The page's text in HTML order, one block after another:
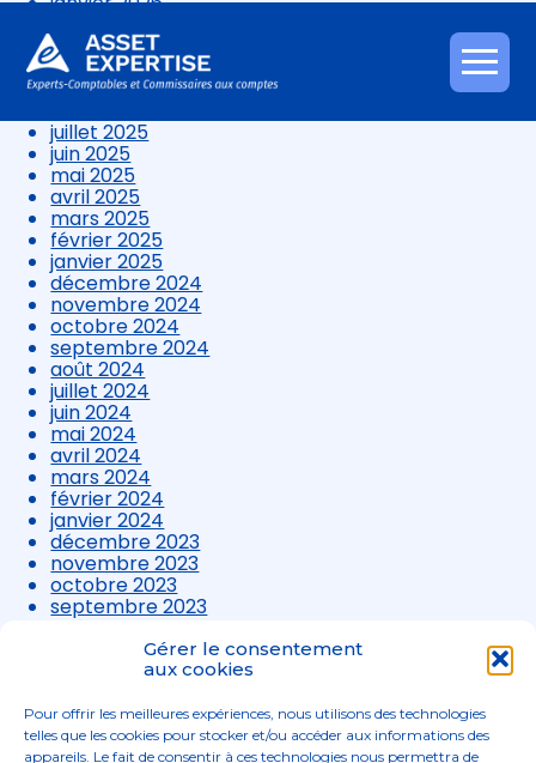
Gérer le consentement
aux cookies
Pour offrir les meilleures expériences, nous utilisons des technologies
telles que les cookies pour stocker et/ou accéder aux informations des
appareils. Le fait de consentir à ces technologies nous permettra de
Aller
au
novembre 2025
octobre 2025
septembre 2025
juillet 2025
juin 2025
mai 2025
avril 2025
mars 2025
février 2025
janvier 2025
décembre 2024
novembre 2024
octobre 2024
septembre 2024
août 2024
juillet 2024
juin 2024
mai 2024
avril 2024
mars 2024
février 2024
janvier 2024
décembre 2023
novembre 2023
octobre 2023
septembre 2023
août 2023
juillet 2023
avril 2023
mars 2023